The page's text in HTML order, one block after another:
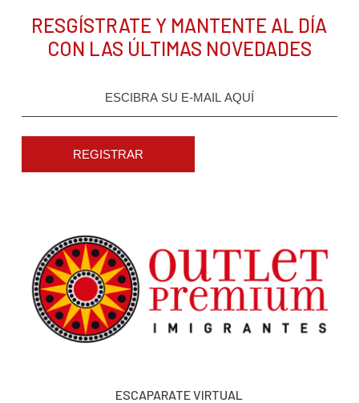
RESGÍSTRATE Y MANTENTE AL DÍA
CON LAS ÚLTIMAS NOVEDADES
REGISTRAR
ESCAPARATE VIRTUAL